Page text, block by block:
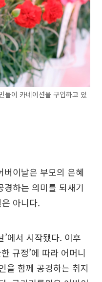
이 카네이션을 구입하고 있
이날은 부모의 은혜
하는 의미를 되새기
아니다.
’에서 시작됐다. 이후
규정’에 따라 어머니
을 함께 공경하는 취지